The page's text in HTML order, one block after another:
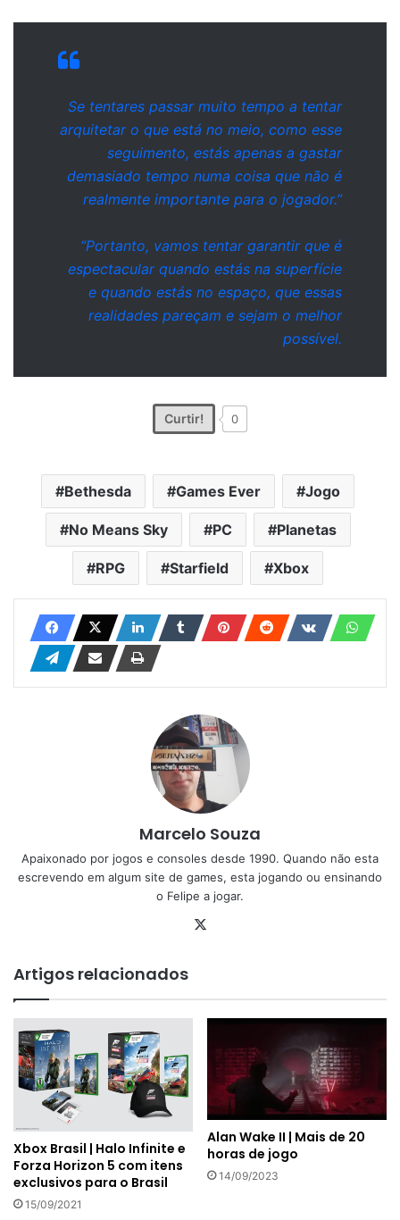
Se tentares passar muito tempo a tentar
arquitetar o que está no meio, como esse
seguimento, estás apenas a gastar
demasiado tempo numa coisa que não é
realmente importante para o jogador.”
“Portanto, vamos tentar garantir que é
espectacular quando estás na superfície
e quando estás no espaço, que essas
realidades pareçam e sejam o melhor
possível.
Curtir! 0
Bethesda Games Ever Jogo
No Means Sky PC Planetas
RPG Starfield Xbox
Marcelo Souza
Apaixonado por jogos e consoles desde 1990. Quando não esta
escrevendo em algum site de games, esta jogando ou ensinando
o Felipe a jogar.
Artigos relacionados
Xbox Brasil | Halo Infinite e
Forza Horizon 5 com itens
exclusivos para o Brasil
15/09/2021
Alan Wake II | Mais de 20
horas de jogo
14/09/2023